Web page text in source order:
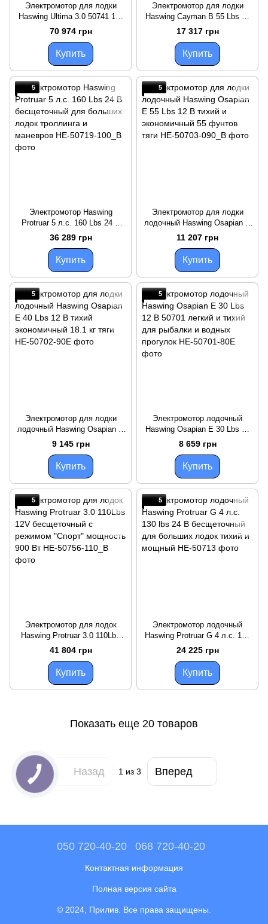
Электромотор для лодки
Haswing Ultima 3.0 50741 110
Lbs с аккумулятором 20.3А
29.6V для троллинга и
рыбалки
70 974 грн
Купить
Электромотор для лодки
Haswing Cayman B 55 Lbs 12
В носовой с пультом
управления для троллинга и
маневров
17 317 грн
Купить
5
Электромотор Haswing
Protruar 5 л.с. 160 Lbs 24 В
бесщеточный для больших
лодок троллинга и маневров
36 289 грн
Купить
5
Электромотор для лодки
лодочный Haswing Osapian E
55 Lbs 12 В тихий и
экономичный 55 фунтов тяги
11 207 грн
Купить
5
Электромотор для лодки
лодочный Haswing Osapian E
40 Lbs 12 В тихий
экономичный 18.1 кг тяги
9 145 грн
Купить
5
Электромотор лодочный
Haswing Osapian E 30 Lbs 12
В 50701 легкий и тихий для
рыбалки и водных прогулок
8 659 грн
Купить
5
Электромотор для лодок
Haswing Protruar 3.0 110Lbs
12V бесщеточный с режимом
"Спорт" мощность 900 Вт
41 804 грн
Купить
5
Электромотор лодочный
Haswing Protruar G 4 л.с. 130
lbs 24 В бесщеточный для
больших лодок тихий и
мощный
24 225 грн
Купить
Показать еще 20 товаров
Назад 1из 3 Вперед
050 720-40-20 068 720-40-20
Контактная информация
Полная версия сайта
© 2024, Прилив. Все права защищены.